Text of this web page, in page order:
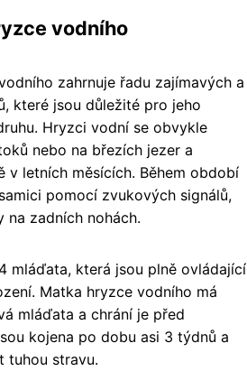
vodního
zahrnuje řadu zajímavých a
které jsou důležité pro jeho
Hryzci vodní se obvykle
nebo na březích jezer a
v letních měsících. Během období
pomocí zvukových signálů,
zadních nohách.
mláďata, která jsou plně ovládající
Matka hryzce vodního má
mláďata a chrání je před
kojena po dobu asi 3 týdnů a
tuhou stravu.